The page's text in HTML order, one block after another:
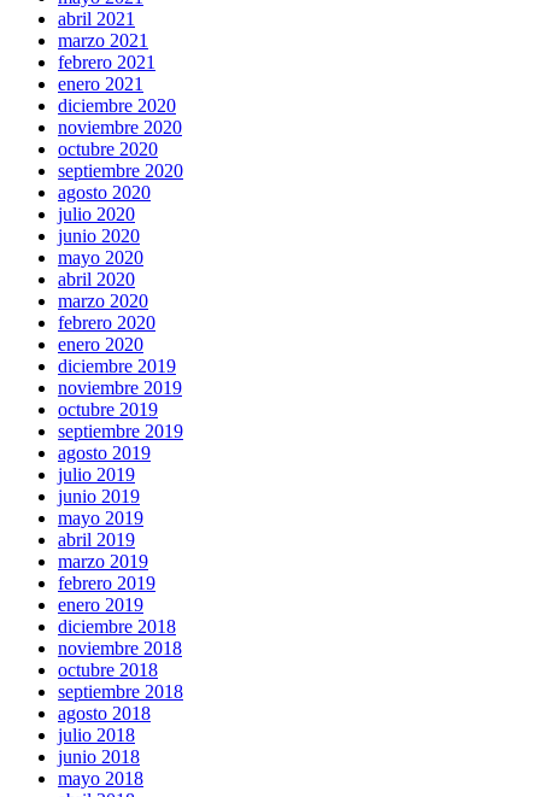
abril 2021
marzo 2021
febrero 2021
enero 2021
diciembre 2020
noviembre 2020
octubre 2020
septiembre 2020
agosto 2020
julio 2020
junio 2020
mayo 2020
abril 2020
marzo 2020
febrero 2020
enero 2020
diciembre 2019
noviembre 2019
octubre 2019
septiembre 2019
agosto 2019
julio 2019
junio 2019
mayo 2019
abril 2019
marzo 2019
febrero 2019
enero 2019
diciembre 2018
noviembre 2018
octubre 2018
septiembre 2018
agosto 2018
julio 2018
junio 2018
mayo 2018